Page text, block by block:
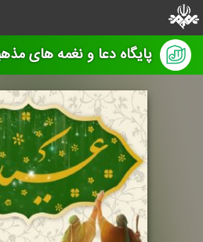
پایگاه دعا و نغمه های